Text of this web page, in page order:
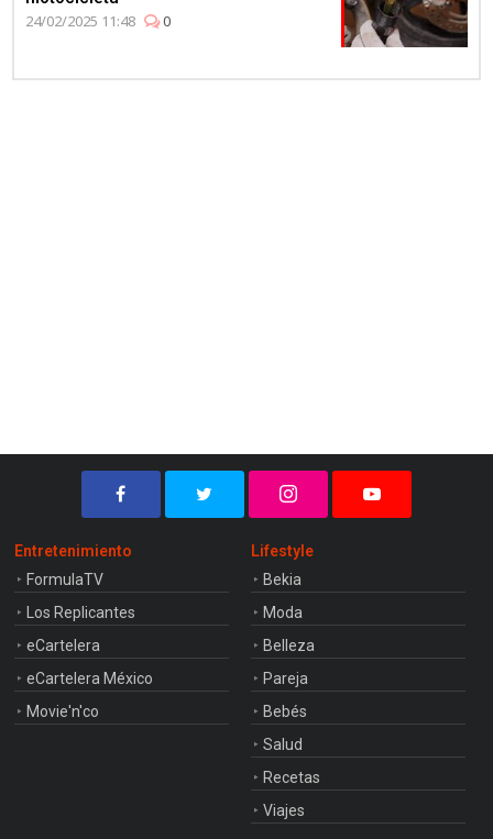
24/02/2025 11:48
0
Entretenimiento
FormulaTV
Los Replicantes
eCartelera
eCartelera México
Movie'n'co
Lifestyle
Bekia
Moda
Belleza
Pareja
Bebés
Salud
Recetas
Viajes